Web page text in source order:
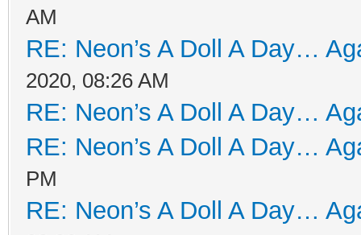
AM
RE: Neon’s A Doll A Day…
2020, 08:26 AM
RE: Neon’s A Doll A Day…
RE: Neon’s A Doll A Day…
PM
RE: Neon’s A Doll A Day…